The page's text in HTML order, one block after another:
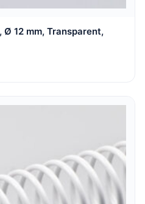
12 mm, Transparent,